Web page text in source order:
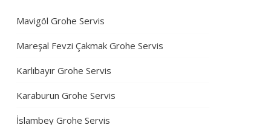
Mavigöl Grohe Servis
Mareşal Fevzi Çakmak Grohe Servis
Karlıbayır Grohe Servis
Karaburun Grohe Servis
İslambey Grohe Servis